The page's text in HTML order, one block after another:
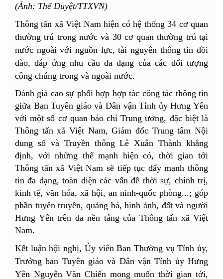
(Ảnh: Thế Duyệt/TTXVN)
Thông tấn xã Việt Nam hiện có hệ thống 34 cơ quan
thường trú trong nước và 30 cơ quan thường trú tại
nước ngoài với nguồn lực, tài nguyên thông tin dồi
dào, đáp ứng nhu cầu đa dạng của các đối tượng
công chúng trong và ngoài nước.
Đánh giá cao sự phối hợp hợp tác công tác thông tin
giữa Ban Tuyên giáo và Dân vận Tỉnh ủy Hưng Yên
với một số cơ quan báo chí Trung ương, đặc biệt là
Thông tấn xã Việt Nam, Giám đốc Trung tâm Nội
dung số và Truyền thông Lê Xuân Thành khẳng
định, với những thế mạnh hiện có, thời gian tới
Thông tấn xã Việt Nam sẽ tiếp tục đẩy mạnh thông
tin đa dạng, toàn diện các vấn đề thời sự, chính trị,
kinh tế, văn hóa, xã hội, an ninh-quốc phòng...; góp
phần tuyên truyền, quảng bá, hình ảnh, đất và người
Hưng Yên trên đa nền tảng của Thông tấn xã Việt
Nam.
Kết luận hội nghị, Ủy viên Ban Thường vụ Tỉnh ủy,
Trưởng ban Tuyên giáo và Dân vận Tỉnh ủy Hưng
Yên Nguyễn Văn Chiến mong muốn thời gian tới,